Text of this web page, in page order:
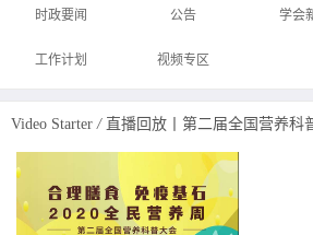
时政要闻 公告 学会
工作计划 视频专区
Video Starter / 直播回放丨第二届全国营养科